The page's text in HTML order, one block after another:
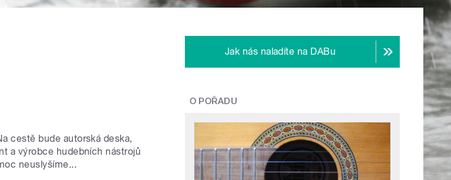
cestě bude autorská deska,
a výrobce hudebních nástrojů
neuslyšíme...
Jak nás naladíte na DABu
O POŘADU